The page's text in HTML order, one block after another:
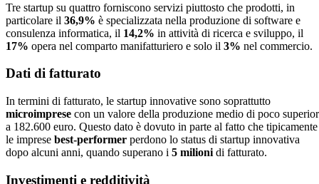
Tre startup su quattro forniscono servizi piuttosto che prodotti, in
particolare il 36,9% è specializzata nella produzione di software e
consulenza informatica, il 14,2% in attività di ricerca e sviluppo, il
17% opera nel comparto manifatturiero e solo il 3% nel commercio.
Dati di fatturato
In termini di fatturato, le startup innovative sono soprattutto
microimprese con un valore della produzione medio di poco
a 182.600 euro. Questo dato è dovuto in parte al fatto che tipicamente
le imprese best-performer perdono lo status di startup innovativa
dopo alcuni anni, quando superano i 5 milioni di fatturato.
Investimenti e redditività